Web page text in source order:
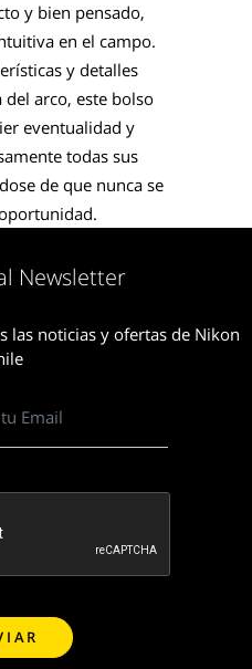
y bien pensado,
en el campo.
y detalles
del arco, este bolso
eventualidad y
todas sus
de que nunca se
Newsletter
las noticias y ofertas de Nikon